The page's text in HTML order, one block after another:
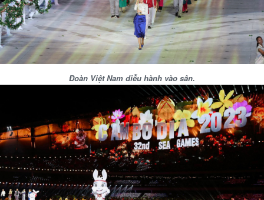
Đoàn Việt Nam diễu hành vào sân.